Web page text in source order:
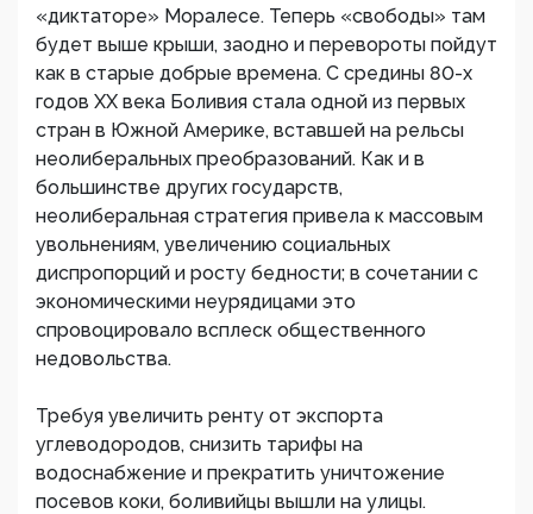
«диктаторе» Моралесе. Теперь «свободы» там
будет выше крыши, заодно и перевороты пойдут
как в старые добрые времена. С средины 80-х
годов XX века Боливия стала одной из первых
стран в Южной Америке, вставшей на рельсы
неолиберальных преобразований. Как и в
большинстве других государств,
неолиберальная стратегия привела к массовым
увольнениям, увеличению социальных
диспропорций и росту бедности; в сочетании с
экономическими неурядицами это
спровоцировало всплеск общественного
недовольства.
Требуя увеличить ренту от экспорта
углеводородов, снизить тарифы на
водоснабжение и прекратить уничтожение
посевов коки, боливийцы вышли на улицы.